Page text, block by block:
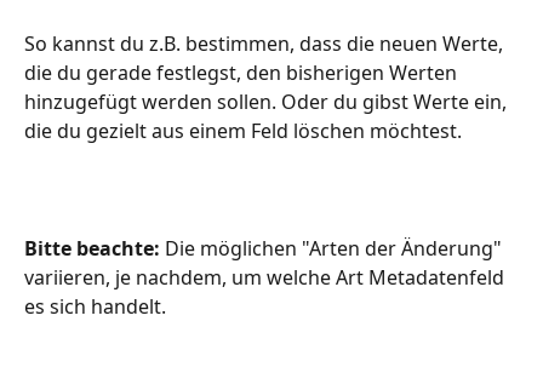
So kannst du z.B. bestimmen, dass die neuen Werte,
die du gerade festlegst, den bisherigen Werten
hinzugefügt werden sollen. Oder du gibst Werte ein,
die du gezielt aus einem Feld löschen möchtest.
Bitte beachte: Die möglichen "Arten der Änderung"
variieren, je nachdem, um welche Art Metadatenfeld
es sich handelt.